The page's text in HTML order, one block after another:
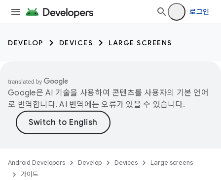
로그인
DEVELOP DEVICES LARGE SCREENS
Google은 AI 기술을 사용하여 콘텐츠를 사용자의 기본 언어
로 번역합니다. AI 번역에는 오류가 있을 수 있습니다.
Android Developers Develop Devices
Large screens
가이드